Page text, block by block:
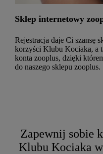
Sklep internetowy
Rejestracja daje Ci szansę
korzyści Klubu Kociaka, a
konta zooplus, dzięki
do naszego sklepu zooplus.
Zapewnij sobie
Klubu Kociaka